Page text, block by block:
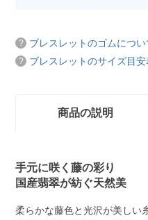
ブレスレットのゴムについ
ブレスレットのサイズ目安
商品の説明
手元に咲く藤の彩り
国産翡翠が紡ぐ天然美
柔らかな藤色と光沢が美しい